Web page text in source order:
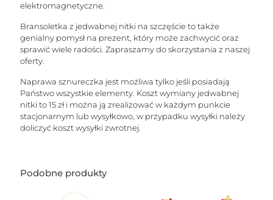
elektromagnetyczne.
Bransoletka z jedwabnej nitki na szczęście to także
genialny pomysł na prezent, który może zachwycić oraz
sprawić wiele radości. Zapraszamy do skorzystania z naszej
oferty.
Naprawa sznureczka jest możliwa tylko jeśli posiadają
Państwo wszystkie elementy. Koszt wymiany jedwabnej
nitki to 15 zł i można ją zrealizować w każdym punkcie
stacjonarnym lub wysyłkowo, w przypadku wysyłki należy
doliczyć koszt wysyłki zwrotnej.
Podobne produkty